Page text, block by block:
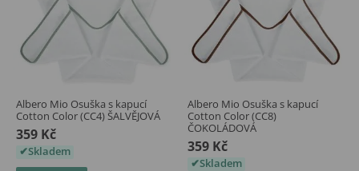
Albero Mio Osuška s kapucí
Cotton Color (CC4) ŠALVĚJOVÁ
359 Kč
Skladem
Albero Mio Osuška s kapucí
Cotton Color (CC8)
ČOKOLÁDOVÁ
359 Kč
Skladem